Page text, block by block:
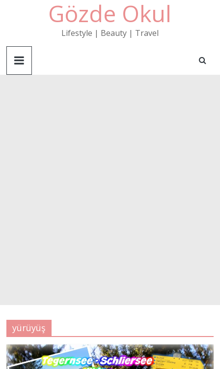
Gözde Okul
Lifestyle | Beauty | Travel
yürüyüş